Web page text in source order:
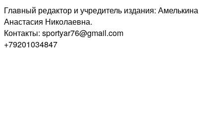
Главный редактор и учредитель издания: Амелькина
Анастасия Николаевна.
Контакты: sportyar76@gmail.com
+79201034847